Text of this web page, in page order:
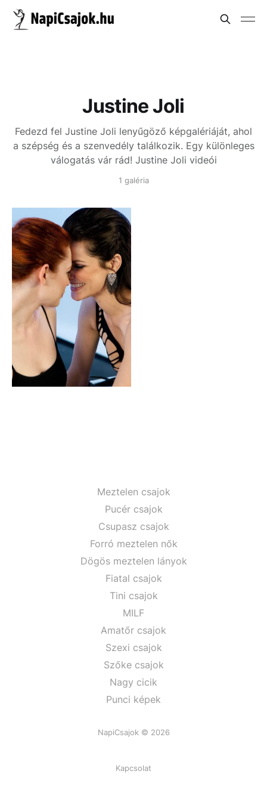
Justine Joli
Fedezd fel Justine Joli lenyűgöző képgalériáját, ahol
a szépség és a szenvedély találkozik. Egy különleges
válogatás vár rád! Justine Joli videói
1 galéria
Meztelen csajok
Pucér csajok
Csupasz csajok
Forró meztelen nők
Dögös meztelen lányok
Fiatal csajok
Tini csajok
MILF
Amatőr csajok
Szexi csajok
Szőke csajok
Nagy cicik
Punci képek
NapiCsajok © 2026
Kapcsolat